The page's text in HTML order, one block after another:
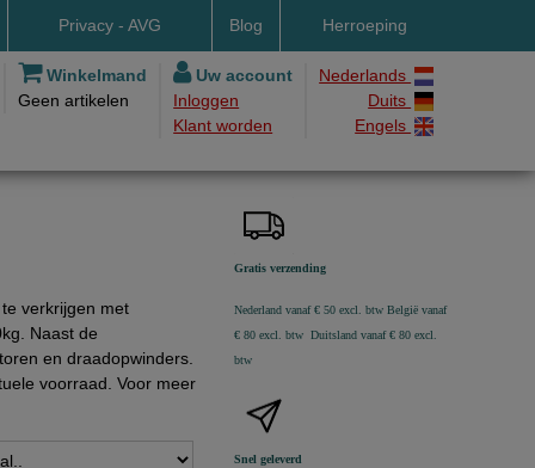
Privacy - AVG Blog Herroeping
Winkelmand
Geen artikelen
Uw account
Inloggen
Klant worden
Nederlands
Duits
Engels
verkrijgen met
Naast de
en draadopwinders.
voorraad. Voor meer
Gratis verzending
Nederland vanaf € 50 excl. btw België vanaf
€ 80 excl. btw Duitsland vanaf € 80 excl.
btw
Snel geleverd